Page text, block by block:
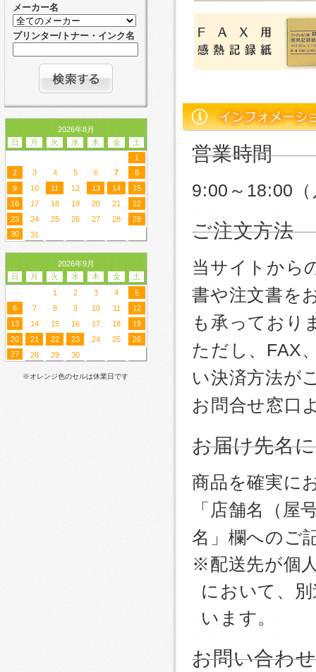
メーカー名
プリンター/トナー・インク名
2026年8月
日
月 火 水 木 金
土
1
2
3 4 5 6 7
8
9
10 11 12 13 14
15
16
17 18 19 20 21
22
23
24 25 26 27 28
29
30
31
2026年9月
日
月 火 水 木 金
土
1
2 3 4
5
6
7 8 9 10 11
12
13
14 15 16 17 18
19
20
21 22 23 24 25
26
27
28 29 30
※オレンジ色のセルは休業日です
営業時間
9:00～18:00
ご注文方法
当サイトから
書や注文書を
も承っており
ただし、FAX
い決済方法が
お問合せ窓口
お届け先名
商品を確実に
「店舗名（屋
名」欄へのご
※配送先が個
において、
います。
お問い合わせ